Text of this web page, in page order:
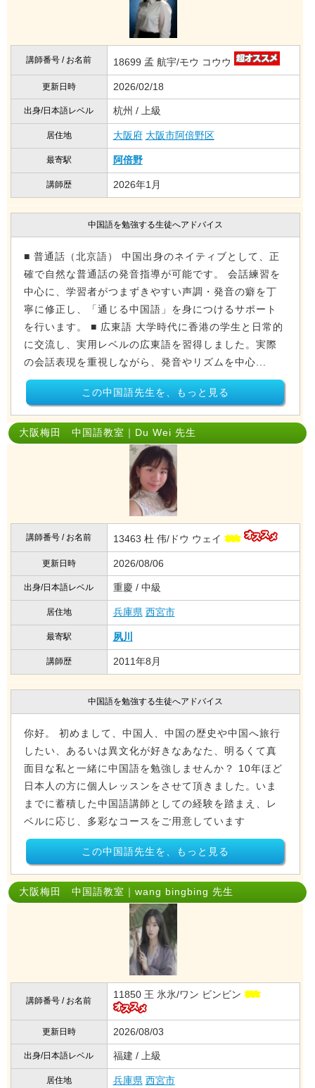
講師番号 / お名前 18699 孟 航宇/モウ コウウ
更新日時 2026/02/18
出身/日本語レベル 杭州 / 上級
居住地 大阪府 大阪市阿倍野区
最寄駅 阿倍野
講師歴 2026年1月
中国語を勉強する生徒へアドバイス
■ 普通話（北京語） 中国出身のネイティブとして、正
確で自然な普通話の発音指導が可能です。 会話練習を
中心に、学習者がつまずきやすい声調・発音の癖を丁
寧に修正し、「通じる中国語」を身につけるサポート
を行います。 ■ 広東語 大学時代に香港の学生と日常的
に交流し、実用レベルの広東語を習得しました。実際
の会話表現を重視しながら、発音やリズムを中心...
この中国語先生を、もっと見る
大阪梅田 中国語教室｜Du Wei 先生
講師番号 / お名前 13463 杜 伟/ドウ ウェイ
更新日時 2026/08/06
出身/日本語レベル 重慶 / 中級
居住地 兵庫県 西宮市
最寄駅 夙川
講師歴 2011年8月
中国語を勉強する生徒へアドバイス
你好。 初めまして、中国人、中国の歴史や中国へ旅行
したい、あるいは異文化が好きなあなた、明るくて真
面目な私と一緒に中国語を勉強しませんか？ 10年ほど
日本人の方に個人レッスンをさせて頂きました。いま
までに蓄積した中国語講師としての経験を踏まえ、レ
ベルに応じ、多彩なコースをご用意しています
この中国語先生を、もっと見る
大阪梅田 中国語教室｜wang bingbing 先生
講師番号 / お名前
11850 王 氷氷/ワン ビンビン
更新日時 2026/08/03
出身/日本語レベル 福建 / 上級
居住地 兵庫県 西宮市